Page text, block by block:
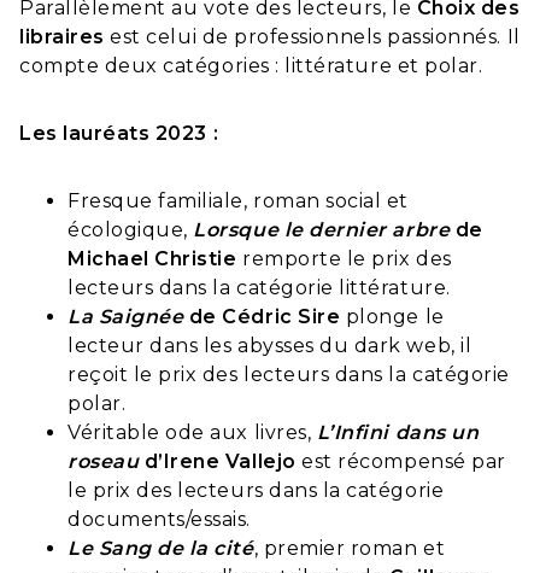
Parallèlement au vote des lecteurs, le Choix des
librairesest celui de professionnels passionnés. Il
compte deux catégories : littérature et polar.
Les lauréats 2023 :
Fresque familiale, roman social et
écologique, Lorsque le dernier arbrede
Michael Christie remporte le prix des
lecteurs dans la catégorie littérature.
La Saignéede Cédric Sire plonge le
lecteur dans les abysses du dark web, il
reçoit le prix des lecteurs dans la catégorie
polar.
Véritable ode aux livres, L’Infini dans un
roseaud’Irene Vallejo est récompensé par
le prix des lecteurs dans la catégorie
documents/essais.
Le Sang de la cité, premier roman et